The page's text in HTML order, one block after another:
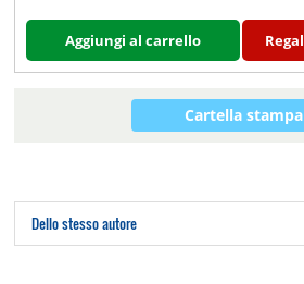
Aggiungi al carrello
Cartella stampa
Dello stesso autore